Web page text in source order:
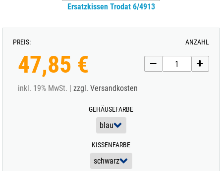
Ersatzkissen Trodat 6/4913
PREIS:
47,85 €
inkl. 19% MwSt. | zzgl. Versandkosten
GEHÄUSEFARBE
KISSENFARBE
ANZAHL